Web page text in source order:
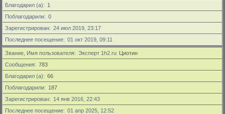
Благодарил (а)
1
Поблагодарили
0
Зарегистрирован
24 июл 2019, 23:17
Последнее посещение
01 окт 2019, 09:11
Звание, Имя пользователя Эксперт 1h2.ru Циотин
Сообщения
783
Благодарил (а)
66
Поблагодарили
187
Зарегистрирован
14 янв 2016, 22:43
Последнее посещение
01 апр 2025, 12:52